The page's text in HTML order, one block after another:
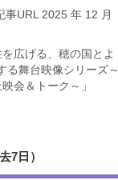
事URL 2025 年 12 月
広げる、穂の国とよ
る舞台映像シリーズ～
会＆トーク～」
7日）